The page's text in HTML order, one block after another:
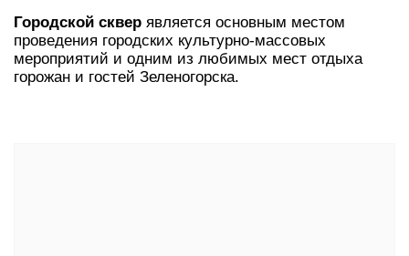
Городской сквер является основным местом
проведения городских культурно-массовых
мероприятий и одним из любимых мест отдыха
горожан и гостей Зеленогорска.